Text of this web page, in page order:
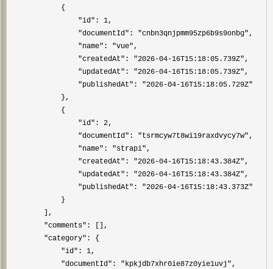
            {
"id": 1,
"documentId": "cnbn3qnjpmm95zp6b9s9onbg",
"name": "vue",
"createdAt": "2026-04-16T15:18:05.739Z",
"updatedAt": "2026-04-16T15:18:05.739Z",
"publishedAt": "2026-04-16T15:18:05.729Z"
            },
            {
"id": 2,
"documentId": "tsrmcyw7t8wi19raxdvycy7w",
"name": "strapi",
"createdAt": "2026-04-16T15:18:43.384Z",
"updatedAt": "2026-04-16T15:18:43.384Z",
"publishedAt": "2026-04-16T15:18:43.373Z"
            }
        ],
"comments" : [],
"category" : {
"id": 1,
"documentId": "kpkjdb7xhr0ie87z0yie1uvj",